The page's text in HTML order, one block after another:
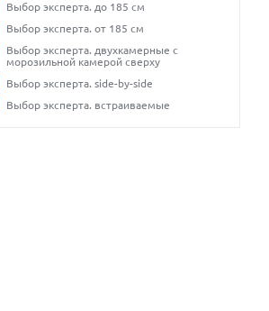
Выбор эксперта. до 185 см
Выбор эксперта. от 185 см
Выбор эксперта. двухкамерные с
морозильной камерой сверху
Выбор эксперта. side-by-side
Выбор эксперта. встраиваемые